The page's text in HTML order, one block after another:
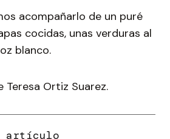
acompañarlo de un puré
cocidas, unas verduras al
blanco.
Teresa Ortiz Suarez.